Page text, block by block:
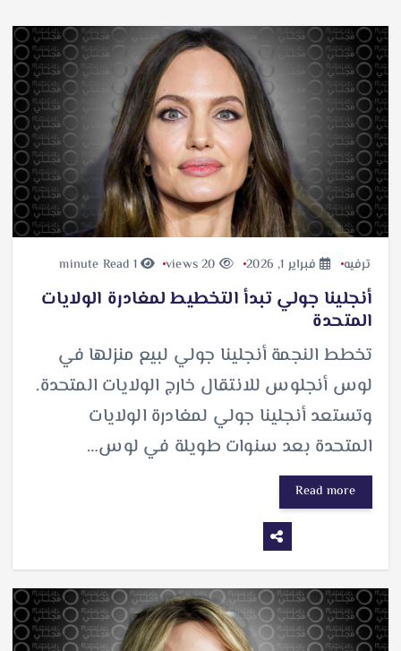
ترفيه فبراير 1, 2026 1 minute Read
أنجلينا جولي تبدأ التخطيط لمغادرة الولايات
المتحدة
تخطط النجمة أنجلينا جولي لبيع منزلها في
لوس أنجلوس للانتقال خارج الولايات المتحدة.
وتستعد أنجلينا جولي لمغادرة الولايات
المتحدة بعد سنوات طويلة في لوس…
Read more